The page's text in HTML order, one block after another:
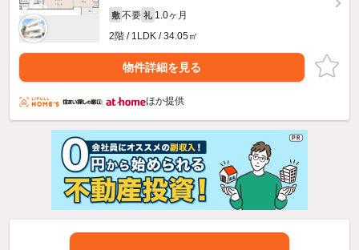
敷 不要 礼 1.0ヶ月
2階 / 1LDK / 34.05㎡
物件詳細を見る
ほか提供